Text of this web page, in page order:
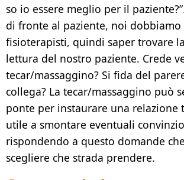
so io essere meglio per il
di fronte al paziente, noi dobbiamo
fisioterapisti, quindi saper trovare
lettura del nostro paziente. Crede
tecar/massaggino? Si fida del
collega? La tecar/massaggino può
ponte per instaurare una relazione
utile a smontare eventuali
rispondendo a questo domande
scegliere che strada prendere.